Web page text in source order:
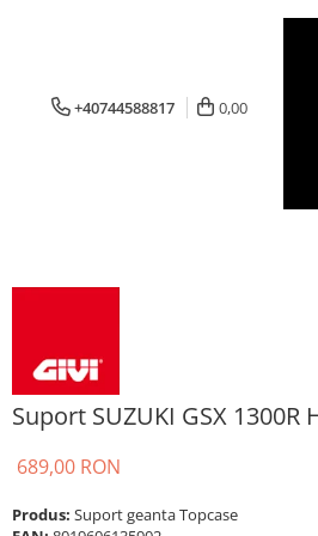
+40744588817 0,00
Suport SUZUKI GSX 1300R
689,00 RON
Produs: Suport geanta Topcase